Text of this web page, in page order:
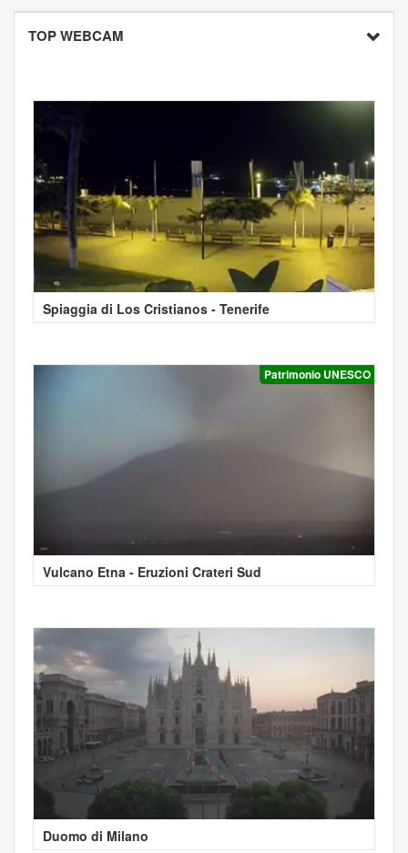
TOP WEBCAM
Spiaggia di Los Cristianos - Tenerife
Patrimonio UNESCO
Vulcano Etna - Eruzioni Crateri Sud
Duomo di Milano